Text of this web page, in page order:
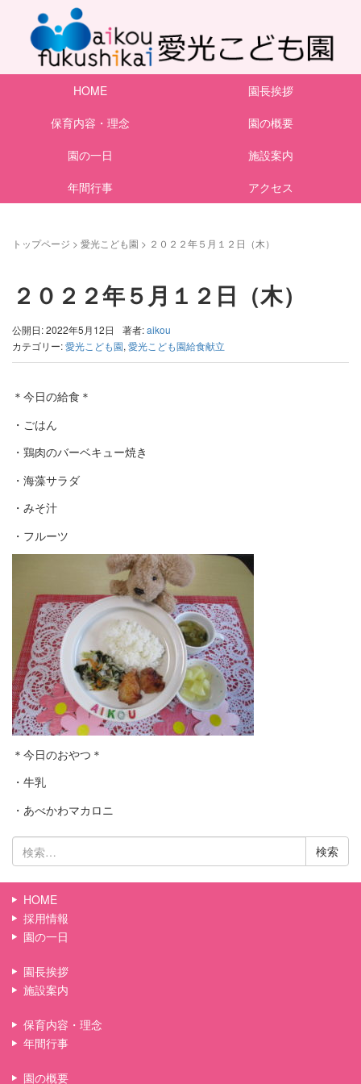
HOME
園長挨拶
保育内容・理念
園の概要
園の一日
施設案内
年間行事
アクセス
トップページ > 愛光こども園 > ２０２２年５月１２日（木）
２０２２年５月１２日（木）
公開日: 2022年5月12日 著者:aikou
カテゴリー:愛光こども園, 愛光こども園給食献立
＊今日の給食＊
・ごはん
・鶏肉のバーベキュー焼き
・海藻サラダ
・みそ汁
・フルーツ
＊今日のおやつ＊
・牛乳
・あべかわマカロニ
検
索:
HOME
採用情報
園の一日
園長挨拶
施設案内
保育内容・理念
年間行事
園の概要